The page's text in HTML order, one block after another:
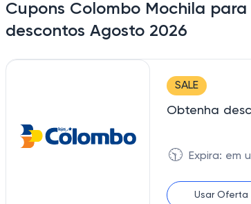
Cupons Colombo Mochila
descontos Agosto 2026
SALE
Obtenha
🕥 Expira: em
Usar Oferta